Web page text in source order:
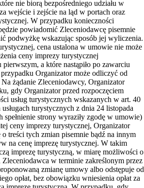
nie biorą bezpośredniego udziału w
wejście i zejście na ląd w portach oraz
W przypadku konieczności
powiadomić Zleceniodawcę pisemnie
podwyżkę wskazując sposób jej wyliczenia.
cena ustalona w umowie nie może
ceny imprezy turystycznej
a które nastąpiło po zawarciu
Organizator może odliczyć od
żądanie Zleceniodawcy, Organizator
gdy Organizator przed rozpoczęciem
usług turystycznych wskazanych w art. 40
turystycznych z dnia 24 listopada
spełnienie strony wyraziły zgodę w umowie)
ceny imprezy turystycznej, Organizator
treści tych zmian pisemnie bądź na innym
na cenę imprezę turystycznej. W takim
imprezę turystyczną, w miarę możliwości o
w terminie zakreślonym przez
zmianę umowy albo odstępuje od
opłat, bez obowiązku wniesienia opłat za